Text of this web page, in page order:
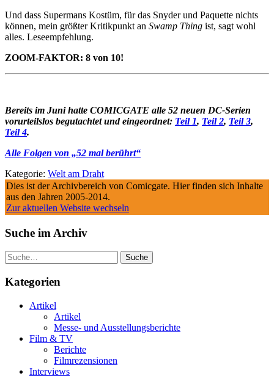
Und dass Supermans Kostüm, für das Snyder und Paquette nichts
können, mein größter Kritikpunkt an Swamp Thing ist, sagt wohl
alles. Leseempfehlung.
ZOOM-FAKTOR: 8 von 10!
Bereits im Juni hatte COMICGATE alle 52 neuen DC-Serien
vorurteilslos begutachtet und eingeordnet: Teil 1, Teil 2, Teil 3,
Teil 4.
Alle Folgen von „52 mal berührt“
Kategorie: Welt am Draht
Dies ist der Archivbereich von Comicgate. Hier finden sich Inhalte
aus den Jahren 2005-2014.
Zur aktuellen Website wechseln
Suche im Archiv
Suche
Kategorien
Artikel
Artikel
Messe- und Ausstellungsberichte
Film & TV
Berichte
Filmrezensionen
Interviews